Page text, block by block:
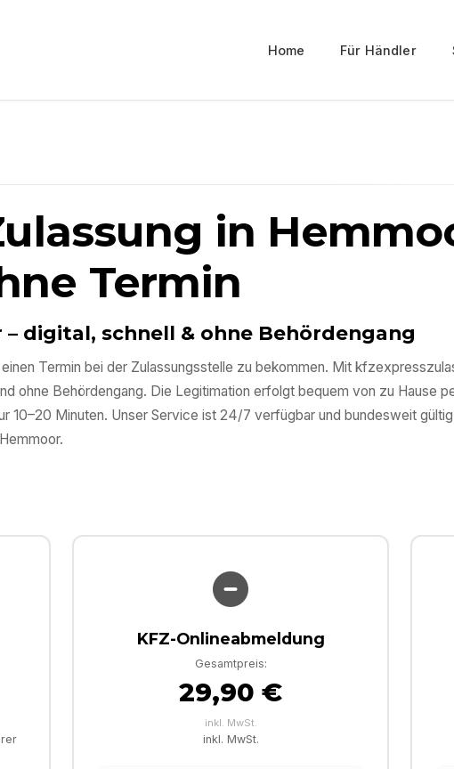
Home Für Händler
in
Termin
– digital, schnell & ohne Behördengang
Termin bei der Zulassungsstelle zu bekommen. Mit
ohne Behördengang. Die Legitimation erfolgt bequem von zu Hause
10–20 Minuten. Unser Service ist 24/7 verfügbar und bundesweit
Hemmoor.
KFZ-Onlineabmeldung
Gesamtpreis:
29,90 €
inkl. MwSt.
inkl. MwSt.